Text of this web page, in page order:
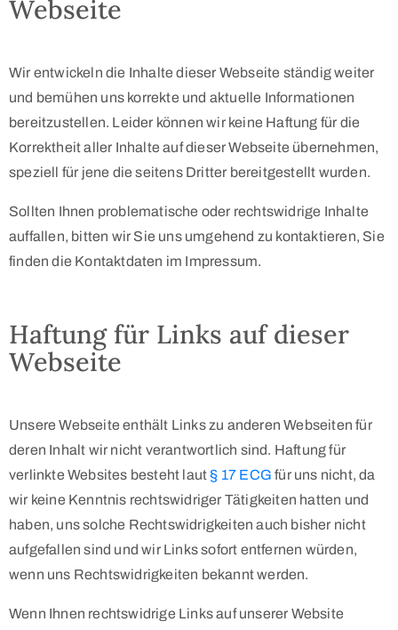
Webseite
Wir entwickeln die Inhalte dieser Webseite ständig weiter
und bemühen uns korrekte und aktuelle Informationen
bereitzustellen. Leider können wir keine Haftung für die
Korrektheit aller Inhalte auf dieser Webseite übernehmen,
speziell für jene die seitens Dritter bereitgestellt wurden.
Sollten Ihnen problematische oder rechtswidrige Inhalte
auffallen, bitten wir Sie uns umgehend zu kontaktieren, Sie
finden die Kontaktdaten im Impressum.
Haftung für Links auf dieser
Webseite
Unsere Webseite enthält Links zu anderen Webseiten für
deren Inhalt wir nicht verantwortlich sind. Haftung für
verlinkte Websites besteht laut§ 17 ECG für uns nicht, da
wir keine Kenntnis rechtswidriger Tätigkeiten hatten und
haben, uns solche Rechtswidrigkeiten auch bisher nicht
aufgefallen sind und wir Links sofort entfernen würden,
wenn uns Rechtswidrigkeiten bekannt werden.
Wenn Ihnen rechtswidrige Links auf unserer Website